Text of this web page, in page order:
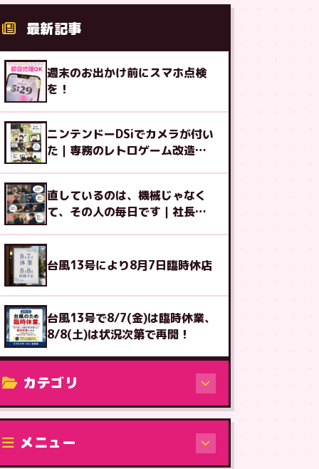
最新記事
週末のお出かけ前にスマホ点検
を！
ニンテンドーDSiでカメラが付い
た｜専務のレトロゲーム改造図
直しているのは、機械じゃなく
て、その人の毎日です｜社長ブ
台風13号により8月7日臨時休店
台風13号で8/7(金)は臨時休業、
8/8(土)は状況次第で再開！
カテゴリ
修理（機種から）
メニュー